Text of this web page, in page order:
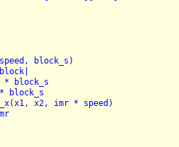
block_s)
* block_s
block_s
x2, imr * speed)